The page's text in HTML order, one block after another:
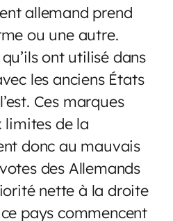
allemand prend
ou une autre.
ont utilisé dans
les anciens États
Ces marques
limites de la
donc au mauvais
des Allemands
nette à la droite
pays commencent